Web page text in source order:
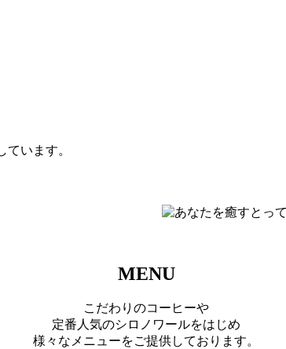
います。
MENU
こだわりのコーヒーや
定番人気のシロノワールをはじめ
様々なメニューをご提供しております。